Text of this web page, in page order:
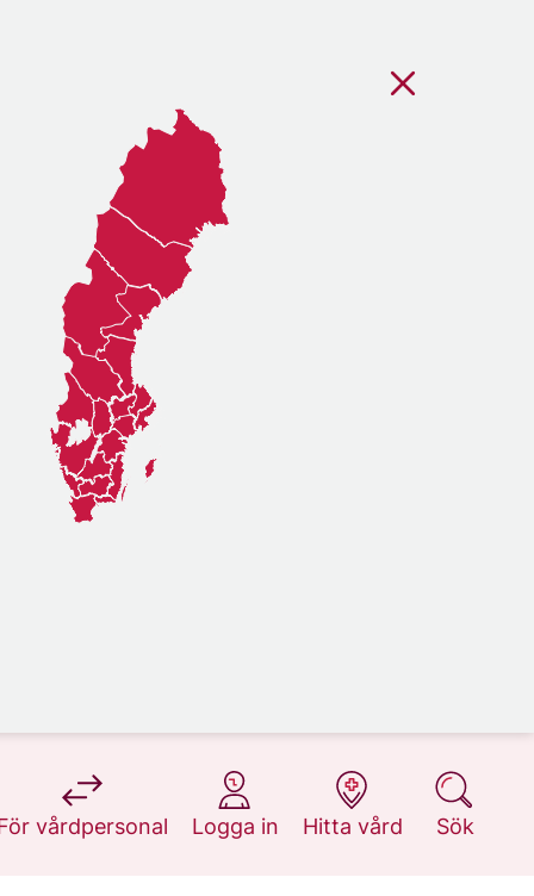
vårdpersonal
på 1177.se
Logga in
på 1177.se
Hitta vård
på 1177.se
Sök
på 1177.se